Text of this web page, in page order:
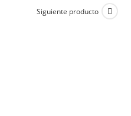
Siguiente producto